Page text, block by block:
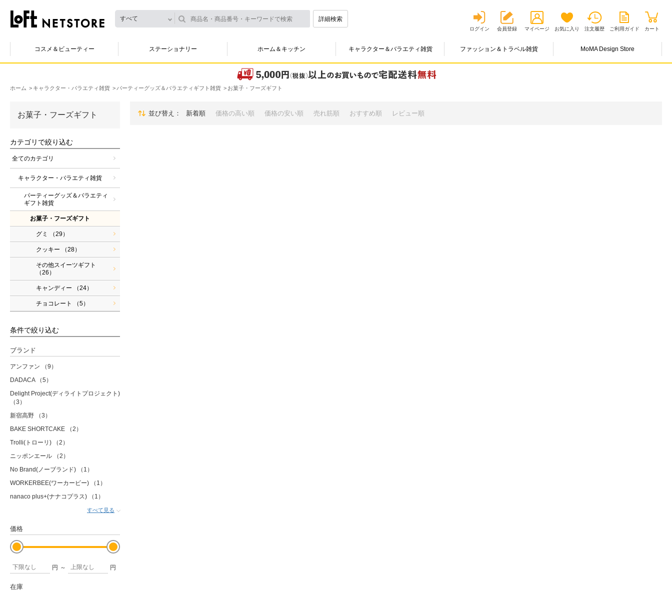
すべて 詳細検索
ログイン 会員登録 マイページ お気に入り 注文履歴 ご利用ガイド カート
コスメ＆ビューティー ステーショナリー ホーム＆キッチン キャラクター＆バラエティ雑貨 ファッション＆トラベル雑貨 MoMA Design Store
ホーム キャラクター・バラエティ雑貨 パーティーグッズ＆バラエティギフト雑貨 お菓子・フーズギフト
お菓子・フーズギフト
カテゴリで絞り込む
全てのカテゴリ
キャラクター・バラエティ雑貨
パーティーグッズ＆バラエティ
ギフト雑貨
お菓子・フーズギフト
グミ （29）
クッキー （28）
その他スイーツギフト
（26）
キャンディー （24）
チョコレート （5）
条件で絞り込む
ブランド
アンファン
（9）
DADACA
（5）
Delight Project(ディライトプロジェクト)
（3）
新宿高野
（3）
BAKE SHORTCAKE
（2）
Trolli(トローリ)
（2）
ニッポンエール
（2）
No Brand(ノーブランド)
（1）
WORKERBEE(ワーカービー)
（1）
nanaco plus+(ナナコプラス)
（1）
すべて見る
価格
円 ～ 円
在庫
並び替え 新着順 価格の高い順 価格の安い順 売れ筋順 おすすめ順 レビュー順